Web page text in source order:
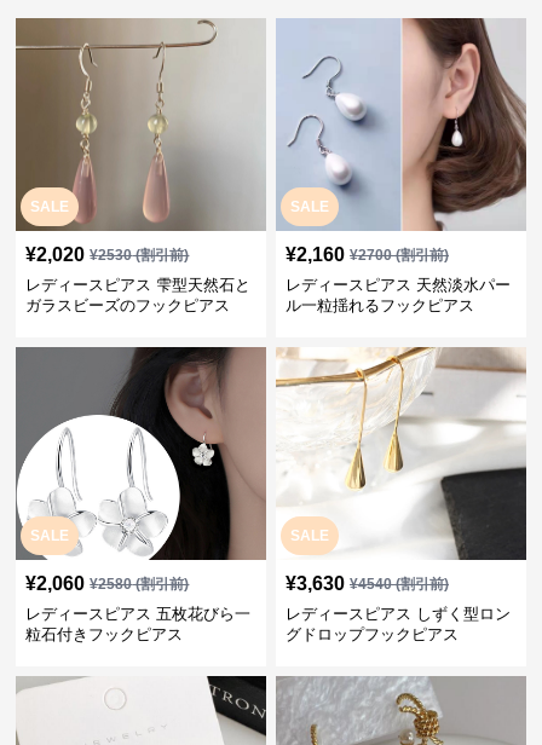
SALE
¥2,020 ¥2530(割引前)
レディースピアス 雫型天然石と
ガラスビーズのフックピアス
SALE
¥2,160 ¥2700(割引前)
レディースピアス 天然淡水パー
ル一粒揺れるフックピアス
SALE
¥2,060 ¥2580(割引前)
レディースピアス 五枚花びら一
粒石付きフックピアス
SALE
¥3,630 ¥4540(割引前)
レディースピアス しずく型ロン
グドロップフックピアス